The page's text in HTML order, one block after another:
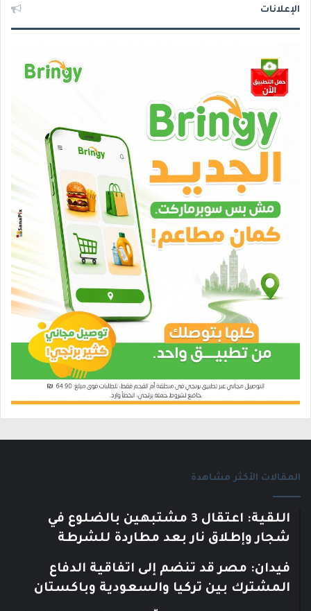
الإعلانات
المقالات الأكثر مشاهدة
اللقية: اعتقال 3 مشتبهين بالضلوع في
شجار وإطلاق نار بعد مطاردة للشرطة
فيدان: مصر قد تنضم إلى اتفاقية الدفاع
المشترك بين تركيا والسعودية وباكستان